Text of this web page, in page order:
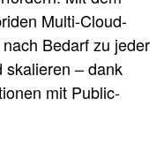
Multi-Cloud-
Bedarf zu jeder
skalieren – dank
mit Public-